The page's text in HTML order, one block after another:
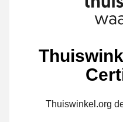
Thuiswinkel.org